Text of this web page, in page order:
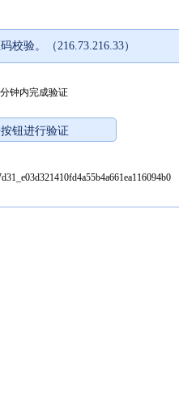
校验。（216.73.216.33）
钟内完成验证